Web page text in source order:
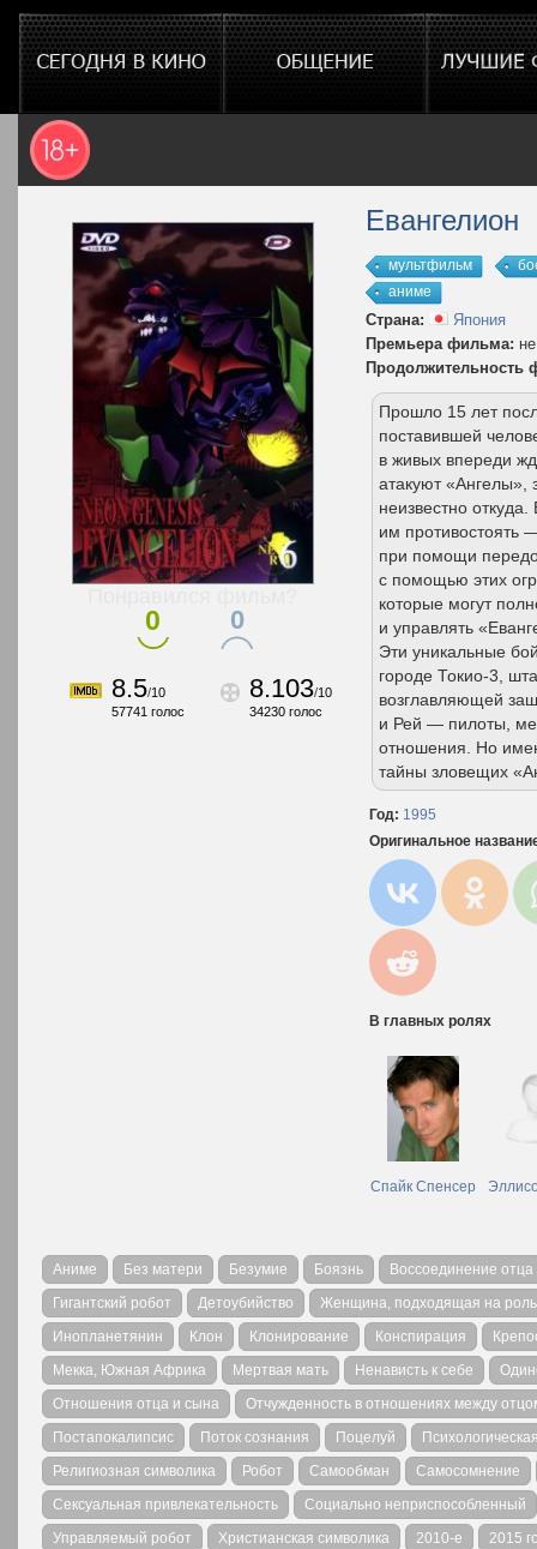
0 0
8.5/10
57741 голос
8.103/10
34230 голос
Евангелион
мультфильм
аниме
Страна:
Япония
Премьера фильма:
Продолжительность
Прошло 15 лет
поставившей
в живых впереди
атакуют «Ангелы»,
неизвестно
им противостоять
при помощи
с помощью этих
которые могут
и управлять
Эти уникальные
городе Токио-3,
возглавляющей
и Рей — пилоты,
отношения. Но
тайны зловещих
Год: 1995
Оригинальное
В главных ролях
Спайк Спенсер
Аниме Без матери Безумие Боязнь
Воссоединение
Гигантский робот
Детоубийство
Женщина, подходящая на
Инопланетянин
Клон Клонирование Конспирация
Мекка, Южная Африка
Мертвая мать Ненависть к себе
Отношения отца и сына
Отчужденность в отношениях между
Постапокалипсис
Поток сознания Поцелуй
Религиозная символика
Робот Самообман
Самосомнение
Сексуальная привлекательность
Социально неприспособленный
Управляемый робот
Христианская символика 2010-е
2015